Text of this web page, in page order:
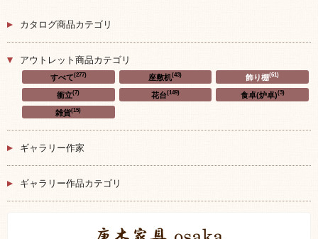
カタログ商品カテゴリ
アウトレット商品カテゴリ
すべて(277) 座敷机(43) 飾り棚(61)
衝立(7) 花台(149) 食卓(炉卓)(3)
雑貨(15)
ギャラリー作家
ギャラリー作品カテゴリ